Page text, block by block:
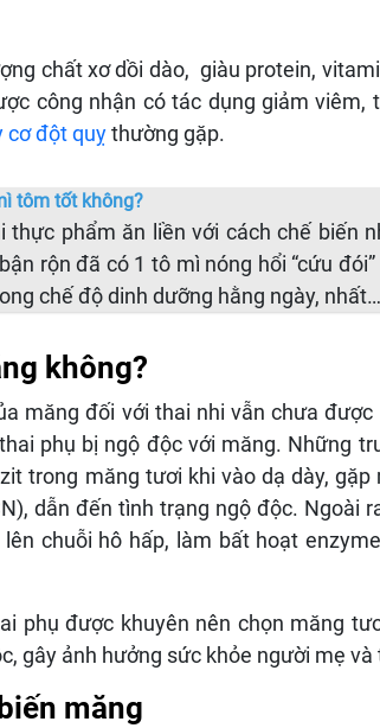
chất xơ dồi dào, giàu protein,
công nhận có tác dụng giảm viêm,
cơ đột quỵthường gặp.
tôm tốt không?
thực phẩm ăn liền với cách chế biến
rộn đã có 1 tô mì nóng hổi “cứu
chế độ dinh dưỡng hằng ngày, nhất…
không?
măng đối với thai nhi vẫn chưa
phụ bị ngộ độc với măng. Những
trong măng tươi khi vào dạ dày,
dẫn đến tình trạng ngộ độc. Ngoài
chuỗi hô hấp, làm bất hoạt
phụ được khuyên nên chọn măng
gây ảnh hưởng sức khỏe người mẹ và
măng